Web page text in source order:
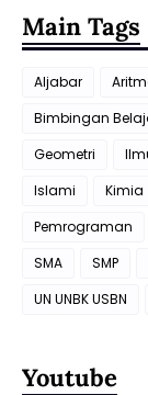
Main Tags
Aljabar
Bimbingan
Geometri
Islami
Kimia
Pemrograman
SMA
SMP
UN UNBK USBN
Youtube